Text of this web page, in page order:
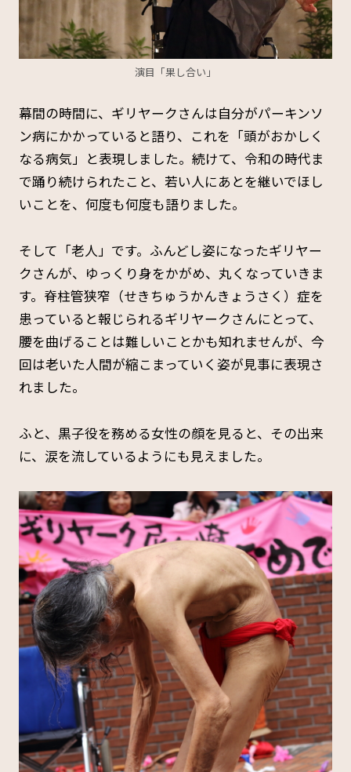
演目「果し合い」
幕間の時間に、ギリヤークさんは自分がパーキンソ
ン病にかかっていると語り、これを「頭がおかしく
なる病気」と表現しました。続けて、令和の時代ま
で踊り続けられたこと、若い人にあとを継いでほし
いことを、何度も何度も語りました。
そして「老人」です。ふんどし姿になったギリヤー
クさんが、ゆっくり身をかがめ、丸くなっていきま
す。脊柱管狭窄（せきちゅうかんきょうさく）症を
患っていると報じられるギリヤークさんにとって、
腰を曲げることは難しいことかも知れませんが、今
回は老いた人間が縮こまっていく姿が見事に表現さ
れました。
ふと、黒子役を務める女性の顔を見ると、その出来
に、涙を流しているようにも見えました。